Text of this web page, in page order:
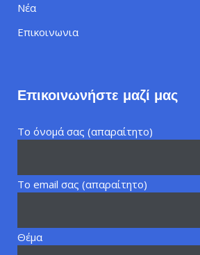
Νέα
Επικοινωνια
Επικοινωνήστε μαζί μας
Το όνομά σας (απαραίτητο)
Το email σας (απαραίτητο)
Θέμα